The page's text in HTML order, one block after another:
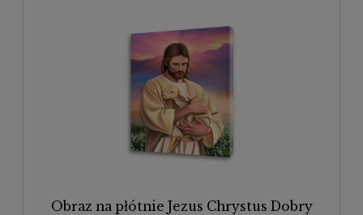
Obraz na płótnie Jezus Chrystus Dobry